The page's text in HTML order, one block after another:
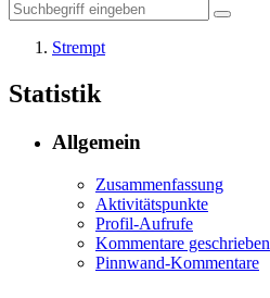
Strempt
Statistik
Allgemein
Zusammenfassung
Aktivitätspunkte
Profil-Aufrufe
Kommentare geschrieben
Pinnwand-Kommentare